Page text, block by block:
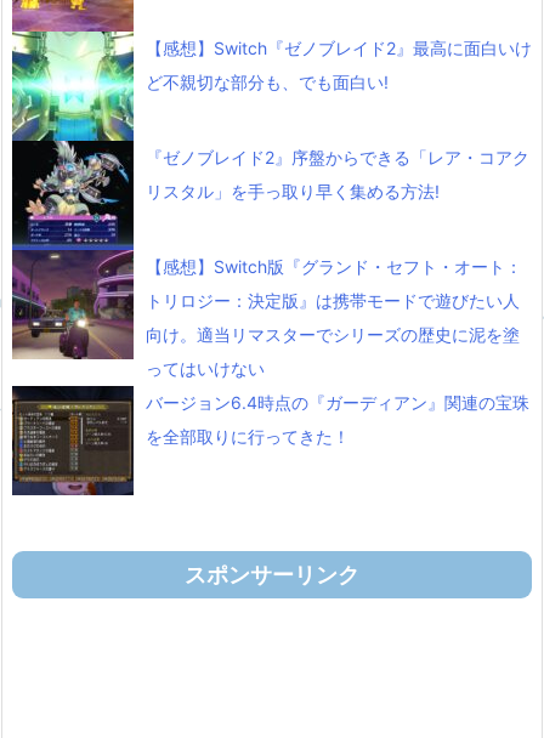
【感想】Switch『ゼノブレイド2』最高に面白いけ
ど不親切な部分も、でも面白い!
『ゼノブレイド2』序盤からできる「レア・コアク
リスタル」を手っ取り早く集める方法!
【感想】Switch版『グランド・セフト・オート：
トリロジー：決定版』は携帯モードで遊びたい人
向け。適当リマスターでシリーズの歴史に泥を塗
ってはいけない
バージョン6.4時点の『ガーディアン』関連の宝珠
を全部取りに行ってきた！
スポンサーリンク